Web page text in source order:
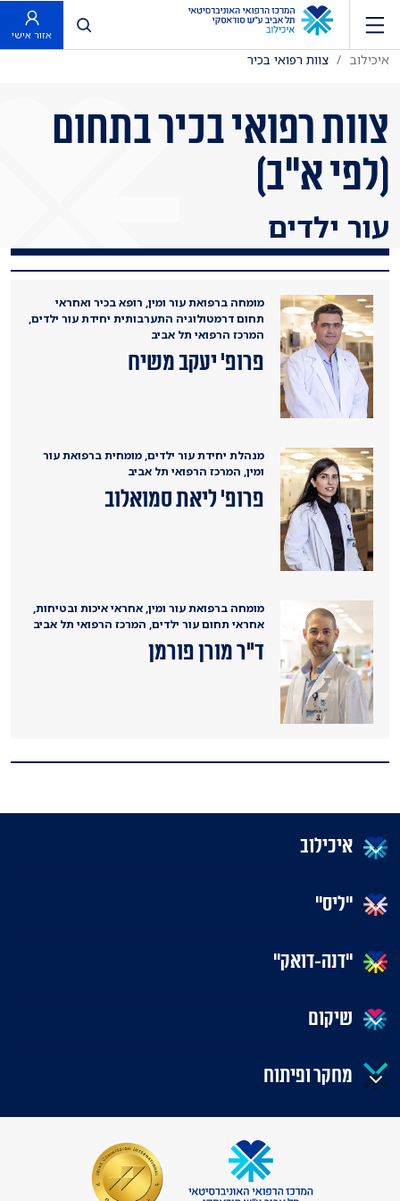
פתח חיפוש
אזור אישי
איכילוב צוות רפואי בכיר
צוות רפואי בכיר בתחום
(לפי א"ב)
עור ילדים
מומחה ברפואת עור ומין, רופא בכיר ואחראי
תחום דרמטולוגיה התערבותית יחידת עור ילדים,
המרכז הרפואי תל אביב
פרופ' יעקב משיח
מנהלת יחידת עור ילדים, מומחית ברפואת עור
ומין, המרכז הרפואי תל אביב
פרופ' ליאת סמואלוב
מומחה ברפואת עור ומין, אחראי איכות ובטיחות,
אחראי תחום עור ילדים, המרכז הרפואי תל אביב
ד"ר מורן פורמן
איכילוב
"ליס"
"דנה-דואק"
שיקום
מחקר ופיתוח